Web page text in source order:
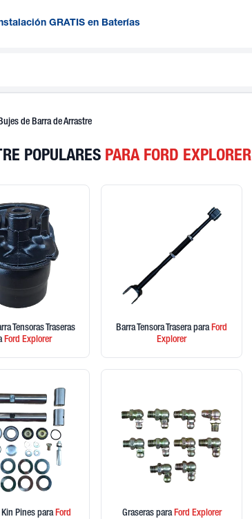
GRATIS en Baterías
de Barra de Arrastre
POPULARES PARA FORD EXPLORER
Tensoras Traseras
Ford Explorer
Barra Tensora Trasera paraFord
Explorer
Kin Pinespara Ford
Graseras para Ford Explorer